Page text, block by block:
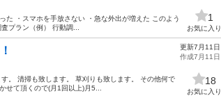
た ・スマホを手放さない ・急な外出が増えた このよう
プラン（例） 行動調...
1
お気に入り
。 清掃も致します。 草刈りも致します。 その他何で
せて頂くので(月1回以上)月5...
更新7月11日
作成7月11日
18
お気に入り